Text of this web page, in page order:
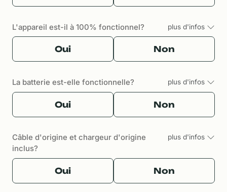
L'appareil est-il à 100% fonctionnel? plus d'infos
Oui Non
La batterie est-elle fonctionnelle? plus d'infos
Oui Non
Câble d'origine et chargeur d'origine
inclus?
plus d'infos
Oui Non